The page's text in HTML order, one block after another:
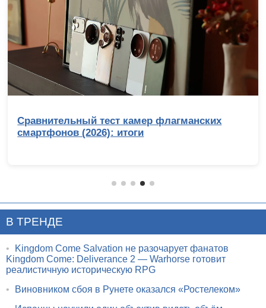
Сравнительный тест камер флагманских
смартфонов (2026): итоги
В ТРЕНДЕ
•
Kingdom Come Salvation не разочарует фанатов
Kingdom Come: Deliverance 2 — Warhorse готовит
реалистичную историческую RPG
•
Виновником сбоя в Рунете оказался «Ростелеком»